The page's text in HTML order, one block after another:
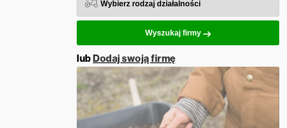
Wyszukaj firmy
lub Dodaj swoją firmę